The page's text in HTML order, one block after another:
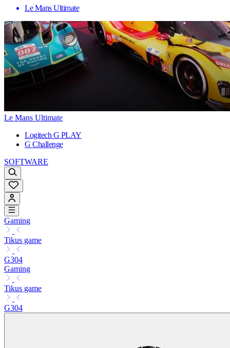
Le Mans Ultimate
Le Mans Ultimate
Logitech G PLAY
G Challenge
SOFTWARE
Gaming
Tikus game
G304
Gaming
Tikus game
G304